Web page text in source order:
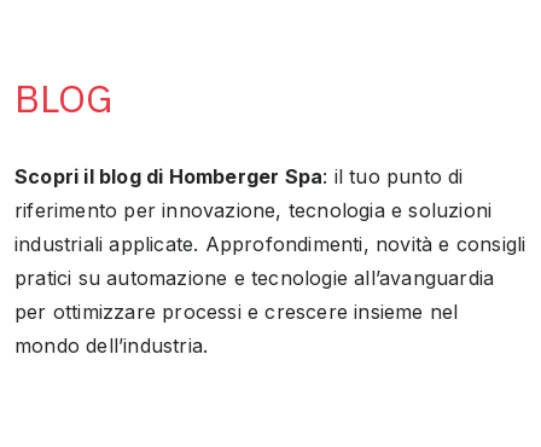
BLOG
Scopri il blog di Homberger Spa: il tuo punto di
riferimento per innovazione, tecnologia e soluzioni
industriali applicate. Approfondimenti, novità e consigli
pratici su automazione e tecnologie all’avanguardia
per ottimizzare processi e crescere insieme nel
mondo dell’industria.